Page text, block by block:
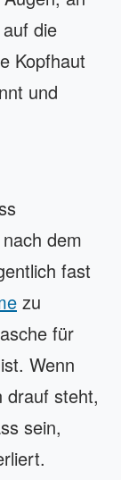
die
Kopfhaut
und
dem
fast
zu
für
Wenn
drauf steht,
sein,